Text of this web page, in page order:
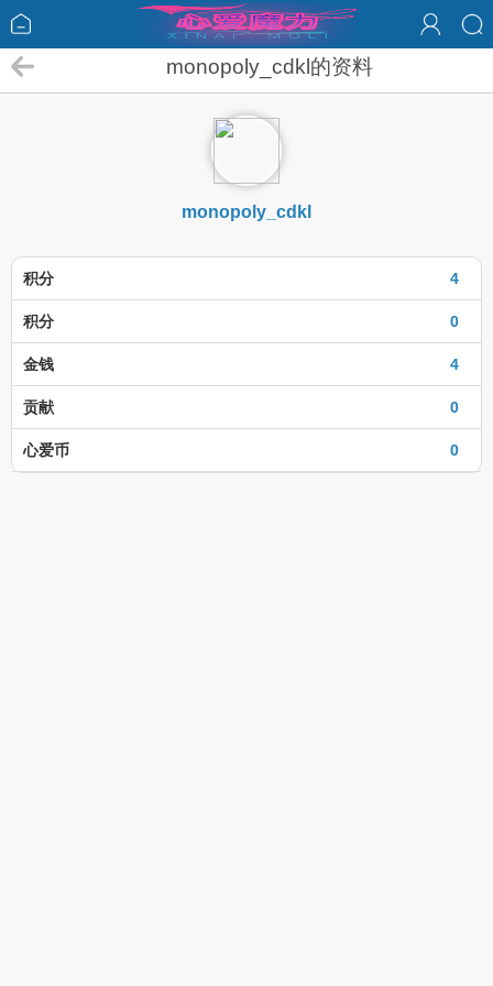
monopoly_cdkl的资料
monopoly_cdkl
4
积分
0
积分
4
金钱
0
贡献
0
心爱币